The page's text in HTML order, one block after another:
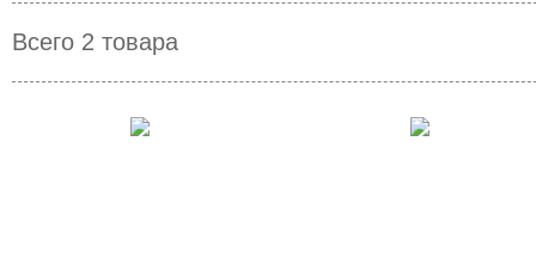
Всего 2 товара